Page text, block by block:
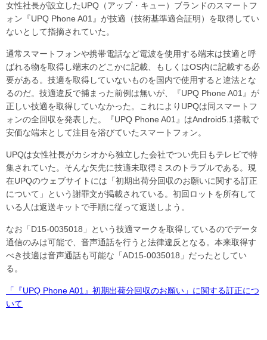
女性社長が設立したUPQ（アップ・キュー）ブランドのスマートフ
ォン『UPQ Phone A01』が技適（技術基準適合証明）を取得してい
ないとして指摘されていた。
通常スマートフォンや携帯電話など電波を使用する端末は技適と呼
ばれる物を取得し端末のどこかに記載、もしくはOS内に記載する必
要がある。技適を取得していないものを国内で使用すると違法とな
るのだ。技適違反で捕まった前例は無いが、『UPQ Phone A01』が
正しい技適を取得していなかった。これによりUPQは同スマートフ
ォンの全回収を発表した。『UPQ Phone A01』はAndroid5.1搭載で
安価な端末として注目を浴びていたスマートフォン。
UPQは女性社長がカシオから独立した会社でつい先日もテレビで特
集されていた。そんな矢先に技適未取得ミスのトラブルである。現
在UPQのウェブサイトには「初期出荷分回収のお願いに関する訂正
について」という謝罪文が掲載されている。初回ロットを所有して
いる人は返送キットで手順に従って返送しよう。
なお「D15-0035018」という技適マークを取得しているのでデータ
通信のみは可能で、音声通話を行うと法律違反となる。本来取得す
べき技適は音声通話も可能な「AD15-0035018」だったとしてい
る。
「『UPQ Phone A01』初期出荷分回収のお願い」に関する訂正につ
いて